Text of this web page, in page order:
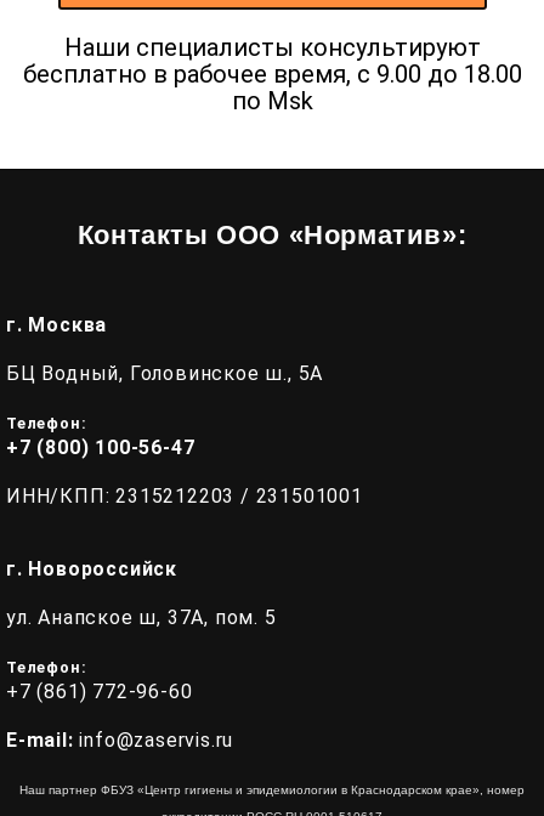
Наши специалисты консультируют
бесплатно в рабочее время, с 9.00 до 18.00
по Msk
Контакты ООО «Норматив»:
г. Москва
БЦ Водный, Головинское ш., 5А
Телефон:
+7 (800) 100-56-47
ИНН/КПП: 2315212203 / 231501001
г. Новороссийск
ул. Анапское ш, 37А, пом. 5
Телефон:
+7 (861) 772-96-60
E-mail:info@zaservis.ru
Наш партнер ФБУЗ «Центр гигиены и эпидемиологии в Краснодарском крае», номер